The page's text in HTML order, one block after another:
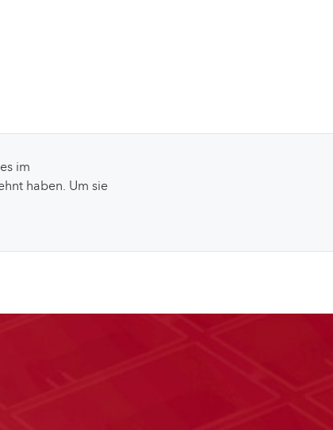
im
haben. Um sie